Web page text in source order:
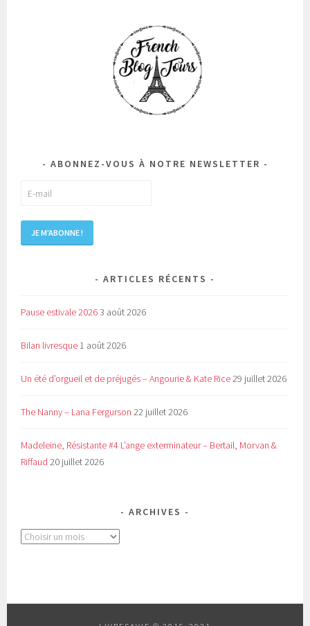
ABONNEZ-VOUS À NOTRE NEWSLETTER
ARTICLES RÉCENTS
Pause estivale 20263 août 2026
Bilan livresque 1 août 2026
Un été d’orgueil et de préjugés – Angourie & Kate Rice29 juillet 2026
The Nanny – Lana Fergurson 22 juillet 2026
Madeleine, Résistante #4 L’ange exterminateur – Bertail, Morvan &
Riffaud 20 juillet 2026
ARCHIVES
Archives